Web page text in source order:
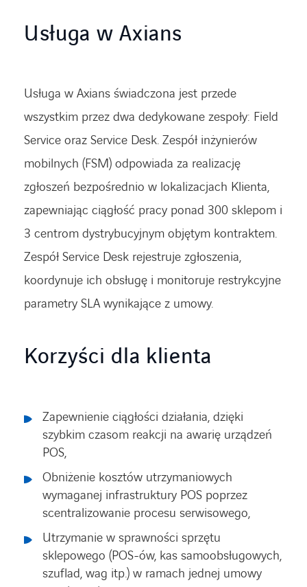
Usługa w Axians
Usługa w Axians świadczona jest przede
wszystkim przez dwa dedykowane zespoły: Field
Service oraz Service Desk. Zespół inżynierów
mobilnych (FSM) odpowiada za realizację
zgłoszeń bezpośrednio w lokalizacjach Klienta,
zapewniając ciągłość pracy ponad 300 sklepom i
3 centrom dystrybucyjnym objętym kontraktem.
Zespół Service Desk rejestruje zgłoszenia,
koordynuje ich obsługę i monitoruje restrykcyjne
parametry SLA wynikające z umowy.
Korzyści dla klienta
Zapewnienie ciągłości działania, dzięki
szybkim czasom reakcji na awarię urządzeń
POS,
Obniżenie kosztów utrzymaniowych
wymaganej infrastruktury POS poprzez
scentralizowanie procesu serwisowego,
Utrzymanie w sprawności sprzętu
sklepowego (POS-ów, kas samoobsługowych,
szuflad, wag itp.) w ramach jednej umowy